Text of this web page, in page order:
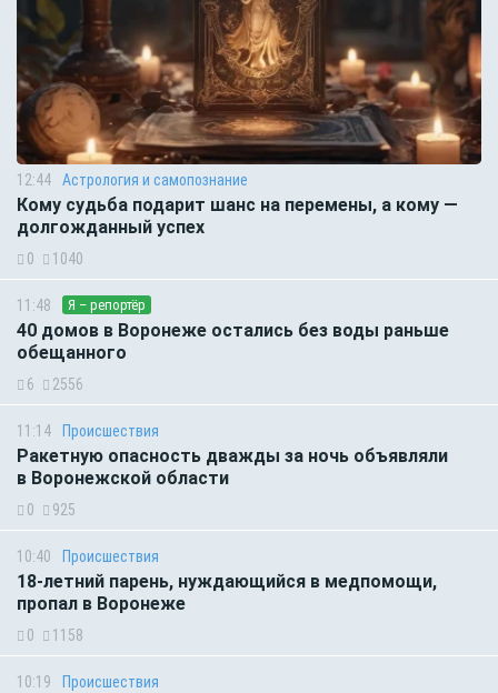
12:44 Астрология и самопознание
Кому судьба подарит шанс на перемены, а кому —
долгожданный успех
0 1040
11:48 Я – репортёр
40 домов в Воронеже остались без воды раньше
обещанного
6 2556
11:14 Происшествия
Ракетную опасность дважды за ночь объявляли
в Воронежской области
0 925
10:40 Происшествия
18-летний парень, нуждающийся в медпомощи,
пропал в Воронеже
0 1158
10:19 Происшествия